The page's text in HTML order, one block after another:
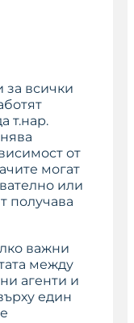
за всички
т.нар.
от
могат
или
получава
важни
между
агенти и
един